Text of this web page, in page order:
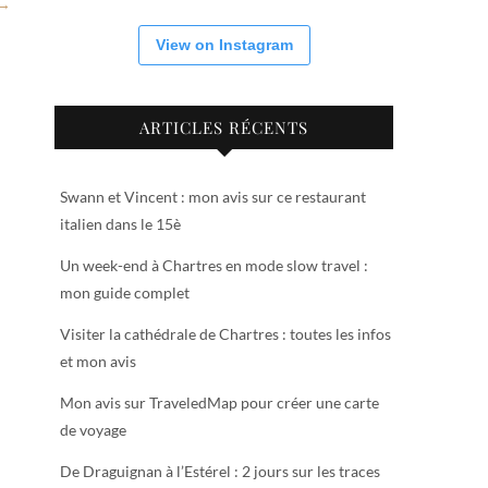
View on Instagram
ARTICLES RÉCENTS
Swann et Vincent : mon avis sur ce restaurant
italien dans le 15è
Un week-end à Chartres en mode slow travel :
mon guide complet
Visiter la cathédrale de Chartres : toutes les infos
et mon avis
Mon avis sur TraveledMap pour créer une carte
de voyage
De Draguignan à l’Estérel : 2 jours sur les traces